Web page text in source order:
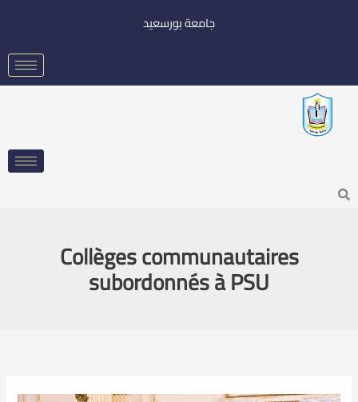
جامعة بورسعيد
Search
Collèges communautaires
subordonnés à PSU